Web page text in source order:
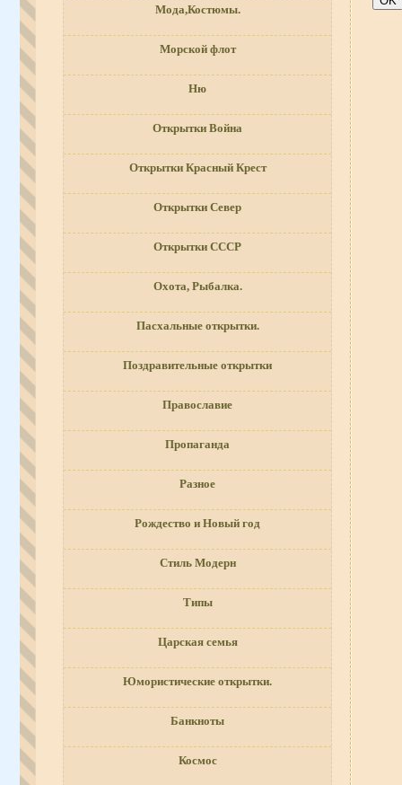
Мода,Костюмы.
Морской флот
Ню
Открытки Война
Открытки Красный Крест
Открытки Север
Открытки СССР
Охота, Рыбалка.
Пасхальные открытки.
Поздравительные открытки
Православие
Пропаганда
Разное
Рождество и Новый год
Стиль Модерн
Типы
Царская семья
Юмористические открытки.
Банкноты
Космос